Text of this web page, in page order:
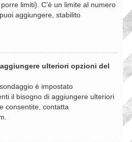
limiti). C’è un limite al numero
aggiungere, stabilito
ulteriori opzioni del
è impostato
il bisogno di aggiungere ulteriori
consentite, contatta